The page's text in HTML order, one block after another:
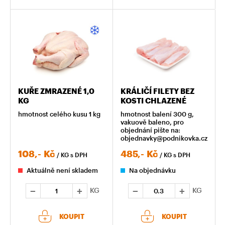
KUŘE ZMRAZENÉ 1,0
KG
hmotnost celého kusu 1 kg
108,- Kč / KG s DPH
Aktuálně není skladem
KG
KOUPIT
KRÁLIČÍ FILETY BEZ
KOSTI CHLAZENÉ
hmotnost balení 300 g,
vakuově baleno, pro
objednání pište na:
objednavky@podnikovka.cz
485,- Kč / KG s DPH
Na objednávku
KG
KOUPIT